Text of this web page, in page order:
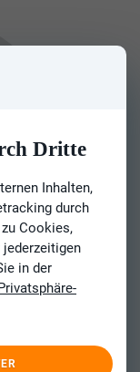
Dritte
Inhalten,
durch
Cookies,
in der